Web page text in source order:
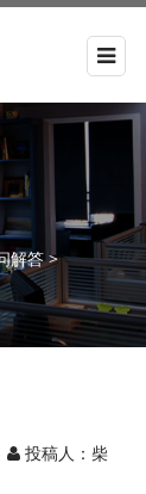
解答>
投稿人：柴